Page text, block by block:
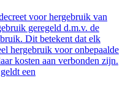
voor hergebruik van
geregeld d.m.v. de
Dit betekent dat elk
hergebruik voor onbepaalde
kosten aan verbonden zijn.
een